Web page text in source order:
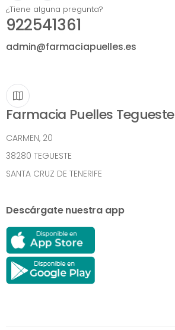
¿Tiene alguna pregunta?
922541361
admin@farmaciapuelles.es
Farmacia Puelles Tegueste
CARMEN, 20
38280 TEGUESTE
SANTA CRUZ DE TENERIFE
Descárgate nuestra app